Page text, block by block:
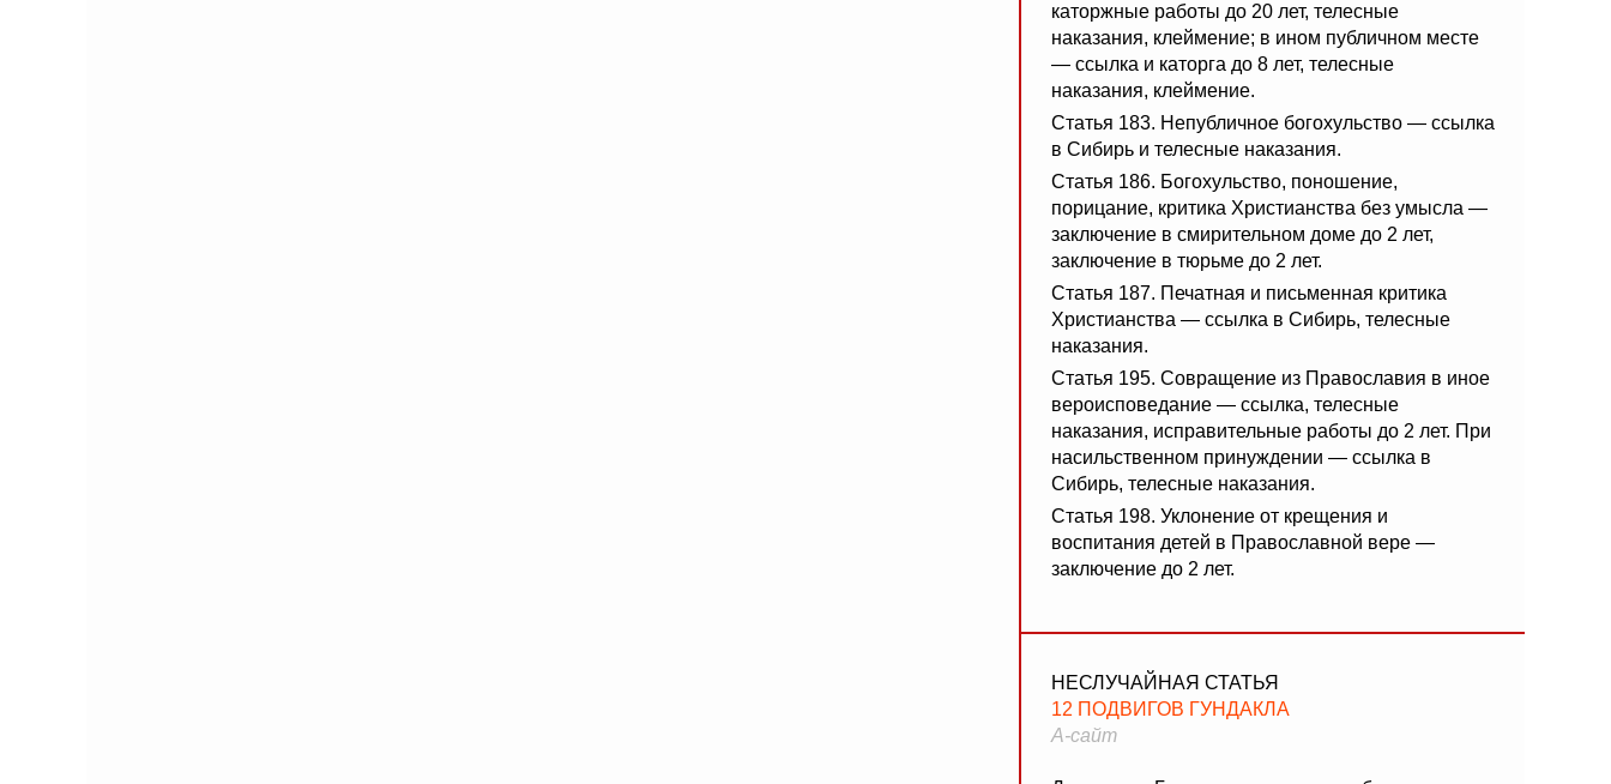
каторжные работы до 20 лет, телесные
наказания, клеймение; в ином публичном месте
— ссылка и каторга до 8 лет, телесные
наказания, клеймение.
Статья 183. Непубличное богохульство — ссылка
в Сибирь и телесные наказания.
Статья 186. Богохульство, поношение,
порицание, критика Христианства без умысла —
заключение в смирительном доме до 2 лет,
заключение в тюрьме до 2 лет.
Статья 187. Печатная и письменная критика
Христианства — ссылка в Сибирь, телесные
наказания.
Статья 195. Совращение из Православия в иное
вероисповедание — ссылка, телесные
наказания, исправительные работы до 2 лет. При
насильственном принуждении — ссылка в
Сибирь, телесные наказания.
Статья 198. Уклонение от крещения и
воспитания детей в Православной вере —
заключение до 2 лет.
НЕСЛУЧАЙНАЯ СТАТЬЯ
12 ПОДВИГОВ ГУНДАКЛА
А-сайт